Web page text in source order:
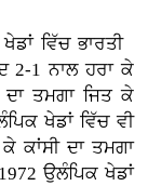
ਵਿੱਚ ਭਾਰਤੀ
2-1 ਨਾਲ ਹਰਾ ਕੇ
ਦਾ ਤਮਗਾ ਜਿਤ ਕੇ
ਖੇਡਾਂ ਵਿੱਚ ਵੀ
ਕਾਂਸੀ ਦਾ ਤਮਗਾ
ਉਲੰਪਿਕ ਖੇਡਾਂ